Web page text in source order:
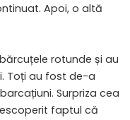
Apoi, o altă
rotunde și au
Toți au fost de-a
Surpriza cea
faptul că